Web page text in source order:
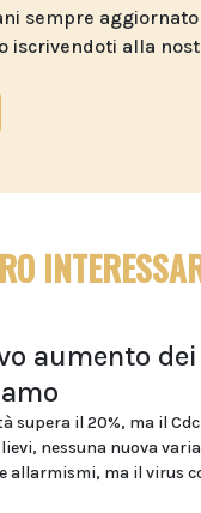
sempre
iscrivendoti alla
aumento
supera il 20%, ma il
nessuna nuova
allarmismi, ma il virus